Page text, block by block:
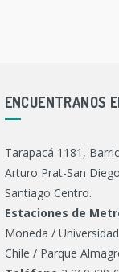
ENCUENTRANOS
Tarapacá 1181,
Arturo Prat-San
Santiago Centro.
Estaciones de
Moneda /
Chile / Parque